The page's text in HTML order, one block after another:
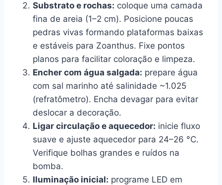
Substrato e rochas: coloque uma camada
fina de areia (1–2 cm). Posicione poucas
pedras vivas formando plataformas baixas
e estáveis para Zoanthus. Fixe pontos
planos para facilitar coloração e limpeza.
Encher com água salgada: prepare água
com sal marinho até salinidade ~1.025
(refratômetro). Encha devagar para evitar
deslocar a decoração.
Ligar circulação e aquecedor: inicie fluxo
suave e ajuste aquecedor para 24–26 °C.
Verifique bolhas grandes e ruídos na
bomba.
Iluminação inicial: programe LED em